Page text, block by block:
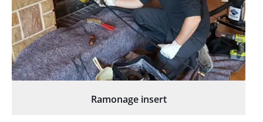
Ramonage insert